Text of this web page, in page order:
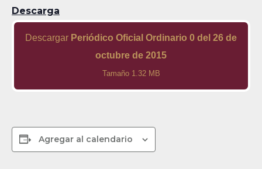
Descarga
Descargar Periódico Oficial Ordinario 0 del 26 de
octubre de 2015
Tamaño 1.32 MB
Agregar al calendario